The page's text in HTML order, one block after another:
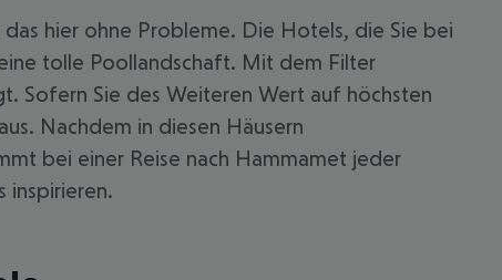
das hier ohne Probleme. Die Hotels, die Sie bei
tolle Poollandschaft. Mit dem Filter
Sofern Sie des Weiteren Wert auf höchsten
Nachdem in diesen Häusern
bei einer Reise nach Hammamet jeder
inspirieren.